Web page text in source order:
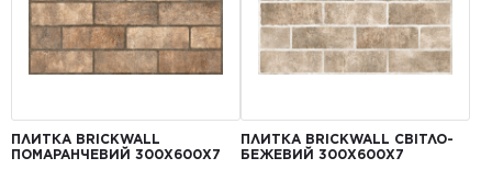
ПЛИТКА BRICKWALL
ПОМАРАНЧЕВИЙ 300Х600Х7
ПЛИТКА BRICKWALL СВІТЛО-
БЕЖЕВИЙ 300Х600Х7